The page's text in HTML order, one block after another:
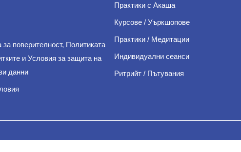
за поверителност, Политиката
и Условия за защита на
данни
Практики с Акаша
Курсове / Уъркшопове
Практики / Медитации
Индивидуални сеанси
Ритрийт / Пътувания